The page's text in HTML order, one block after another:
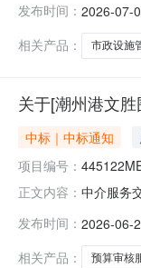
(南北片)
格要求：1
发布时间： 2026-07-
相关产品：
市政设施
关于[潮州港文
中标｜中标通知
项目编号：
正文内容： 中介服务
浮率至
发布时间： 2026-06-
相关产品：
预算审核